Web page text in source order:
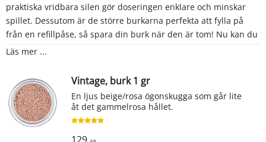
praktiska vridbara silen gör doseringen enklare och minskar
spillet. Dessutom är de större burkarna perfekta att fylla på
från en refillpåse, så spara din burk när den är tom! Nu kan du
köpa ögonskugga på refill och använda din burk om och om
Läs mer ...
Vintage, burk 1 gr
En ljus beige/rosa ögonskugga som går lite
åt det gammelrosa hållet.